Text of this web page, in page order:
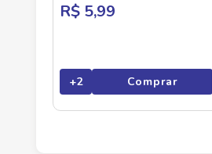
R$ 5,99
+2 Comprar